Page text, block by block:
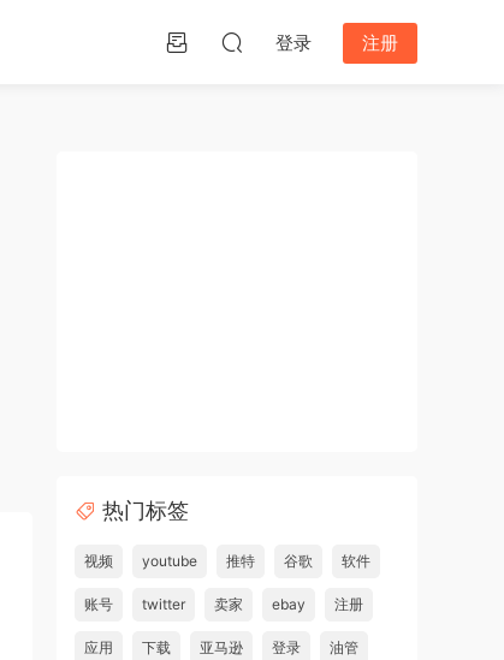
登录 注册
热门标签
视频 youtube 推特 谷歌 软件
账号 twitter 卖家 ebay 注册
应用 下载 亚马逊 登录 油管